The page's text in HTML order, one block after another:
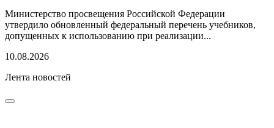
Министерство просвещения Российской Федерации
утвердило обновленный федеральный перечень учебников,
допущенных к использованию при реализации...
10.08.2026
Лента новостей